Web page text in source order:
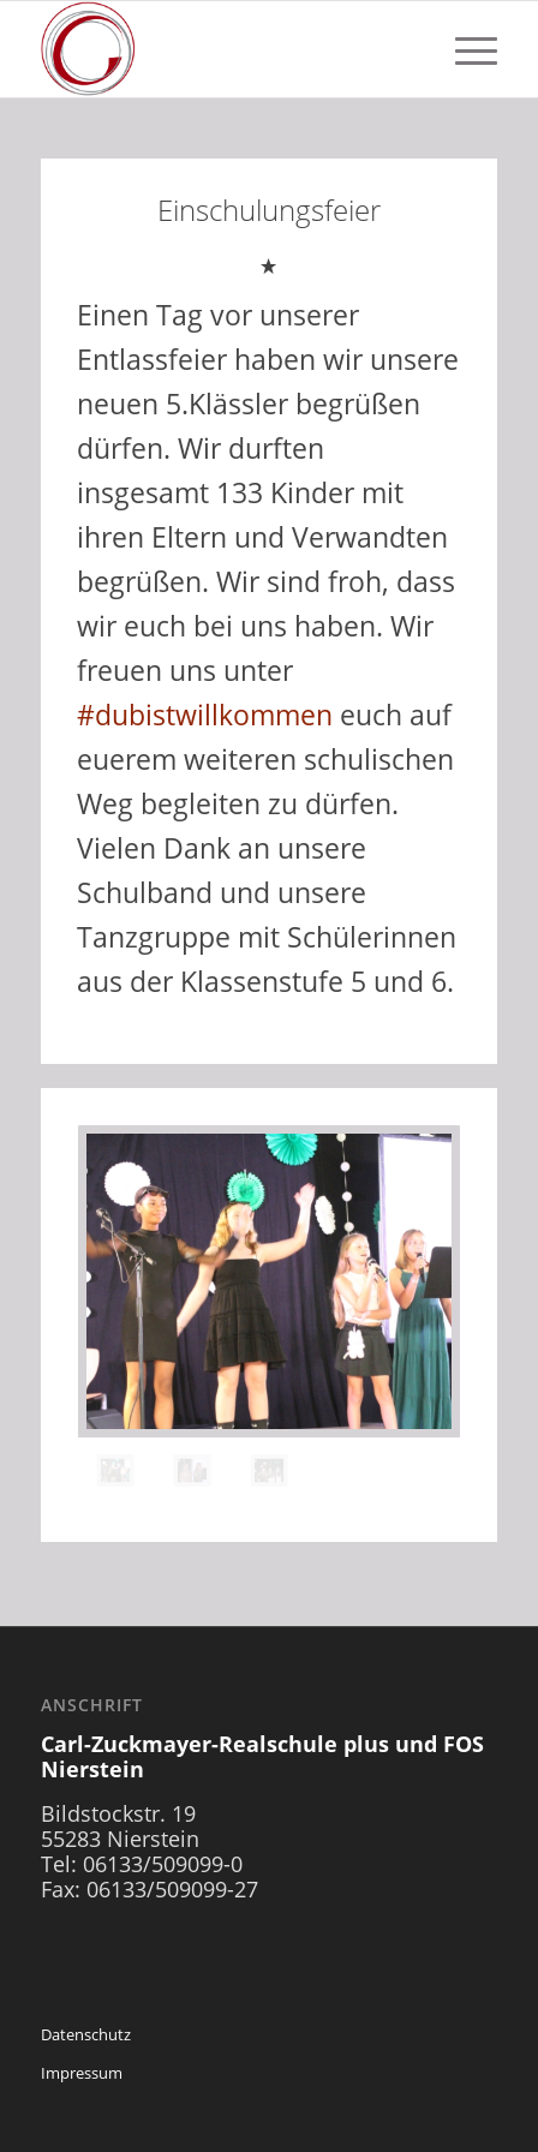
Einschulungsfeier
Einen Tag vor unserer
Entlassfeier haben wir unsere
neuen 5.Klässler begrüßen
dürfen. Wir durften
insgesamt 133 Kinder mit
ihren Eltern und Verwandten
begrüßen. Wir sind froh, dass
wir euch bei uns haben. Wir
freuen uns unter
#dubistwillkommen euch auf
euerem weiteren schulischen
Weg begleiten zu dürfen.
Vielen Dank an unsere
Schulband und unsere
Tanzgruppe mit Schülerinnen
aus der Klassenstufe 5 und 6.
ANSCHRIFT
Carl-Zuckmayer-Realschule plus und FOS
Nierstein
Bildstockstr. 19
55283 Nierstein
Tel: 06133/509099-0
Fax: 06133/509099-27
Datenschutz
Impressum